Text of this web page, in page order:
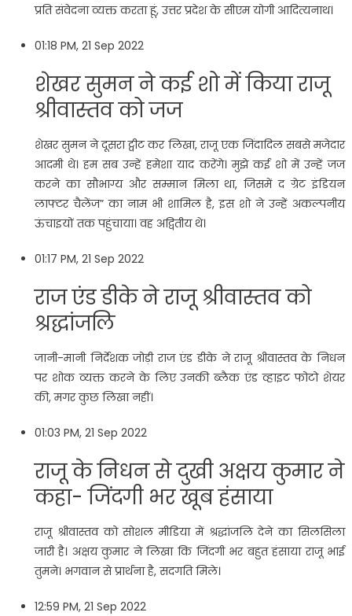
प्रति संवेदना व्यक्त करता हूं, उत्तर प्रदेश के सीएम योगी आदित्यनाथ।
01:18 PM, 21 Sep 2022
शेखर सुमन ने कई शो में किया राजू
श्रीवास्तव को जज
शेखर सुमन ने दूसरा ट्वीट कर लिखा, राजू एक जिंदादिल सबसे मजेदार
आदमी थे। हम सब उन्हें हमेशा याद करेंगे। मुझे कई शो में उन्हें जज
करने का सौभाग्य और सम्मान मिला था, जिसमें द ग्रेट इंडियन
लाफ्टर चैलेंज” का नाम भी शामिल है, इस शो ने उन्हें अकल्पनीय
ऊंचाइयों तक पहुंचाया। वह अद्वितीय थे।
01:17 PM, 21 Sep 2022
राज एंड डीके ने राजू श्रीवास्तव को
श्रद्धांजलि
जानी-मानी निर्देशक जोड़ी राज एंड डीके ने राजू श्रीवास्तव के निधन
पर शोक व्यक्त करने के लिए उनकी ब्लैक एंड व्हाइट फोटो शेयर
की, मगर कुछ लिखा नहीं।
01:03 PM, 21 Sep 2022
राजू के निधन से दुखी अक्षय कुमार ने
कहा- जिंदगी भर खूब हंसाया
राजू श्रीवास्तव को सोशल मीडिया में श्रद्धांजलि देने का सिलसिला
जारी है। अक्षय कुमार ने लिखा कि जिंदगी भर बहुत हंसाया राजू भाई
तुमने। भगवान से प्रार्थना है, सदगति मिले।
12:59 PM, 21 Sep 2022